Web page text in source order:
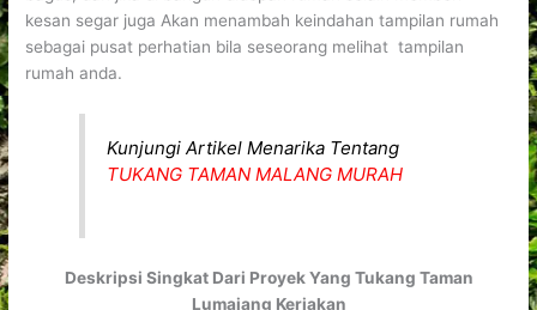
kesan segar juga Akan menambah keindahan tampilan rumah
sebagai pusat perhatian bila seseorang melihat tampilan
rumah anda.
Kunjungi Artikel Menarika Tentang
TUKANG TAMAN MALANG MURAH
Deskripsi Singkat Dari Proyek Yang Tukang Taman
Lumajang Kerjakan